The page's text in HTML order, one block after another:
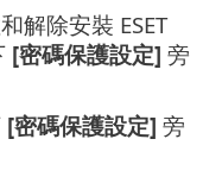
解除安裝 ESET
[密碼保護設定] 旁
[密碼保護設定] 旁